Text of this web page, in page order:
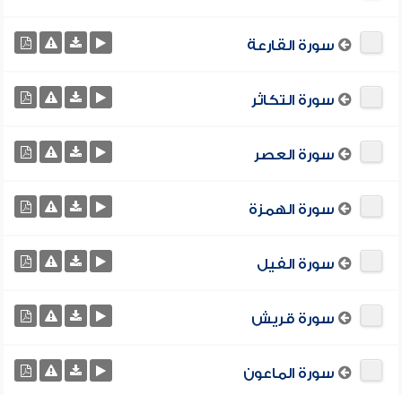
سورة القارعة
سورة التكاثر
سورة العصر
سورة الهمزة
سورة الفيل
سورة قريش
سورة الماعون